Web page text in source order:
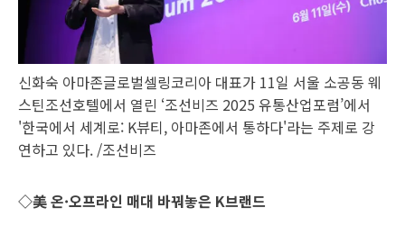
신화숙 아마존글로벌셀링코리아 대표가 11일 서울 소공동 웨
스틴조선호텔에서 열린 ‘조선비즈 2025 유통산업포럼’에서
'한국에서 세계로: K뷰티, 아마존에서 통하다'라는 주제로 강
연하고 있다. /조선비즈
◇美 온·오프라인 매대 바꿔놓은 K브랜드